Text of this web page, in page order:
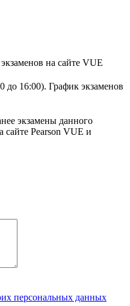
на сайте VUE
до 16:00). График экзаменов
экзамены данного
сайте Pearson VUE и
персональных данных